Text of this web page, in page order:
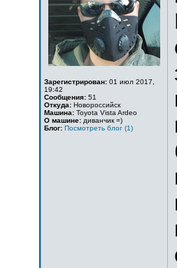
Зарегистрирован: 01 июл 2017,
19:42
Сообщения: 51
Откуда: Новороссийск
Машина: Toyota Vista Ardeo
О машине: диванчик =)
Блог: Посмотреть блог (1)